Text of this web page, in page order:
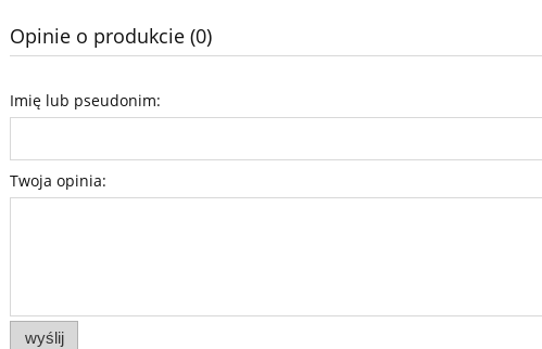
Opinie o produkcie (0)
Imię lub pseudonim:
Twoja opinia:
wyślij